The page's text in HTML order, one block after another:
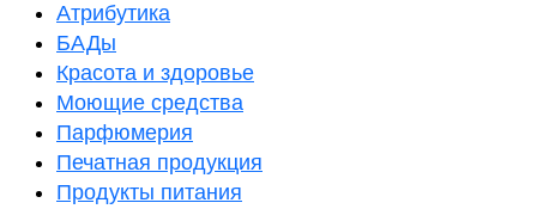
Атрибутика
БАДы
Красота и здоровье
Моющие средства
Парфюмерия
Печатная продукция
Продукты питания